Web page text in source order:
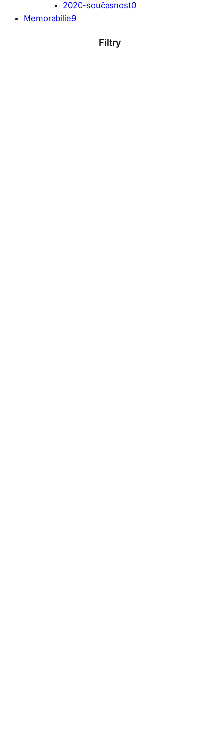
2020-současnost0
Memorabilie9
Filtry